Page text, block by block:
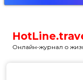
Онлайн-журнал о